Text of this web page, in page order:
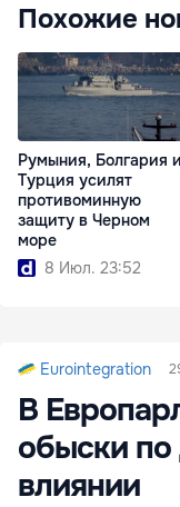
Похожие
Румыния, Болгария и
Турция усилят
противоминную
защиту в Черном
море
8 Июл. 23:52
Eurointegration
В
обыски по
влиянии